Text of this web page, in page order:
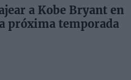
a Kobe Bryant en
próxima temporada